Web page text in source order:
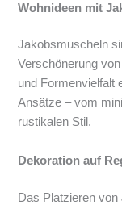
Wohnideen mit
Jakobsmuscheln
Verschönerung
und Formenvielfalt
Ansätze – vom
rustikalen Stil.
Dekoration auf
Das Platzieren